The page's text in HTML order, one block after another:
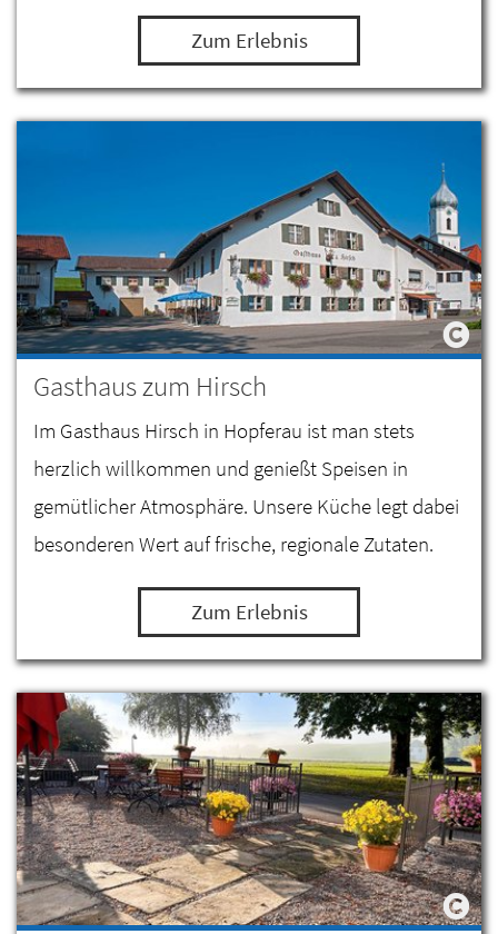
Zum Erlebnis
Gasthaus zum Hirsch
Im Gasthaus Hirsch in Hopferau ist man stets
herzlich willkommen und genießt Speisen in
gemütlicher Atmosphäre. Unsere Küche legt dabei
besonderen Wert auf frische, regionale Zutaten.
Zum Erlebnis